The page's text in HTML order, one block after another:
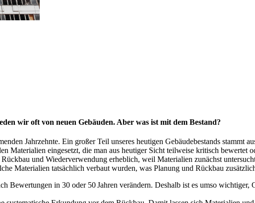
wir oft von neuen Gebäuden. Aber was ist mit dem Bestand?
Jahrzehnte. Ein großer Teil unseres heutigen Gebäudebestands stammt
Materialien eingesetzt, die man aus heutiger Sicht teilweise kritisch bewertet
und Wiederverwendung erheblich, weil Materialien zunächst
Materialien tatsächlich verbaut wurden, was Planung und Rückbau
in 30 oder 50 Jahren verändern. Deshalb ist es umso wichtiger,